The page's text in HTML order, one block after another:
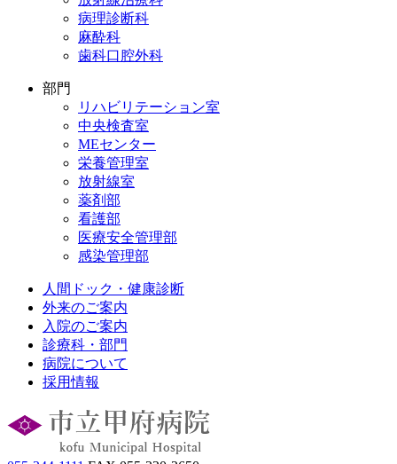
病理診断科
麻酔科
歯科口腔外科
部門
リハビリテーション室
中央検査室
MEセンター
栄養管理室
放射線室
薬剤部
看護部
医療安全管理部
感染管理部
人間ドック・健康診断
外来のご案内
入院のご案内
診療科・部門
病院について
採用情報